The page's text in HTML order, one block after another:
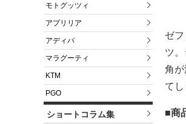
モトグッツィ
アプリリア
アディバ
マラグーティ
KTM
PGO
ショートコラム集
ゼ
ツ
角
て
■商